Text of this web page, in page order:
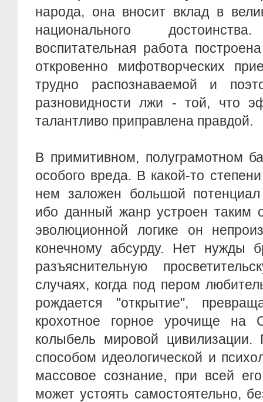
народа, она вносит вклад в
национального
воспитательная работа
откровенно мифотворческих
трудно распознаваемой и
разновидности лжи - той, что
талантливо приправлена правдой.
В примитивном, полуграмотном
особого вреда. В какой-то
нем заложен большой потенциал
ибо данный жанр устроен таким
эволюционной логике он
конечному абсурду. Нет нужды
разъяснительную
случаях, когда под пером
рождается "открытие",
крохотное горное урочище на
колыбель мировой
способом идеологической и
массовое сознание, при всей
может устоять самостоятельно,